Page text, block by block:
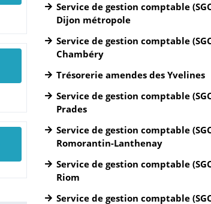
Service de gestion comptable
Dijon métropole
Service de gestion comptable
Chambéry
Trésorerie amendes des Yvelines
Service de gestion comptable
Prades
Service de gestion comptable
Romorantin-Lanthenay
Service de gestion comptable
Riom
Service de gestion comptable